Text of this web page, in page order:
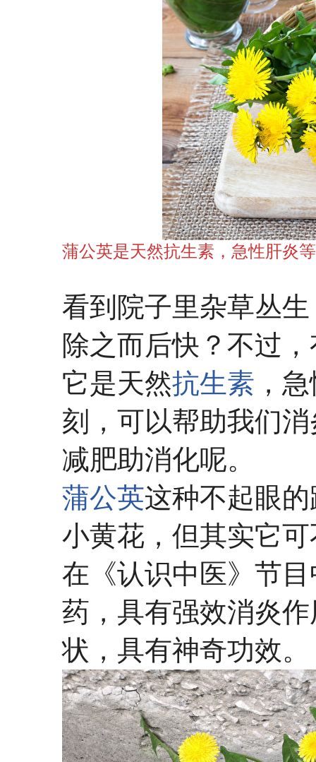
蒲公英是天然抗生素，急性肝炎
看到院子里杂草丛
除之而后快？不过
它是天然抗生素 ，
刻，可以帮助我们
减肥助消化呢。
蒲公英这种不起眼
小黄花，但其实它
在《认识中医》节
药，具有强效消炎
状，具有神奇功效。